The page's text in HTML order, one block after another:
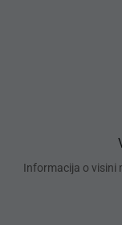
Informacija o visini